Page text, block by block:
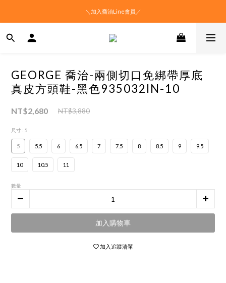
＼加入喬治Line會員／
GEORGE 喬治-兩側切口免綁帶厚底
真皮方頭鞋-黑色935032IN-10
NT$2,680 NT$3,880
尺寸 : 5
5 5.5 6 6.5 7 7.5 8 8.5 9 9.5
10 10.5 11
數量
加入購物車
加入追蹤清單